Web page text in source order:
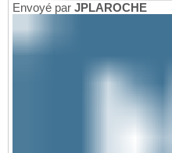
Envoyé par JPLAROCHE